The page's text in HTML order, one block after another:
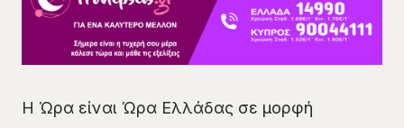
Η Ώρα είναι Ώρα Ελλάδας σε μορφή